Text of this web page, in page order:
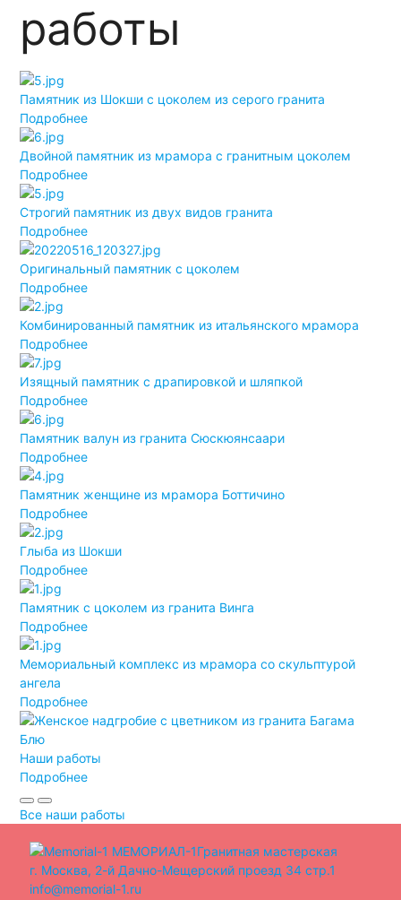
работы
Памятник из Шокши с цоколем из серого гранита
Подробнее
Двойной памятник из мрамора с гранитным цоколем
Подробнее
Строгий памятник из двух видов гранита
Подробнее
Оригинальный памятник с цоколем
Подробнее
Комбинированный памятник из итальянского мрамора
Подробнее
Изящный памятник с драпировкой и шляпкой
Подробнее
Памятник валун из гранита Сюскюянсаари
Подробнее
Памятник женщине из мрамора Боттичино
Подробнее
Глыба из Шокши
Подробнее
Памятник с цоколем из гранита Винга
Подробнее
Мемориальный комплекс из мрамора со скульптурой
ангела
Подробнее
Наши работы
Подробнее
Все наши работы
МЕМОРИАЛ-1Гранитная мастерская
г. Москва, 2-й Дачно-Мещерский проезд 34 стр.1
info@memorial-1.ru